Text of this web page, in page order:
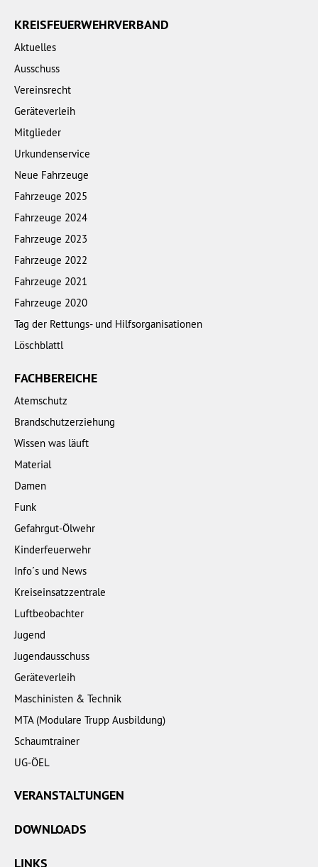
KREISFEUERWEHRVERBAND
Aktuelles
Ausschuss
Vereinsrecht
Geräteverleih
Mitglieder
Urkundenservice
Neue Fahrzeuge
Fahrzeuge 2025
Fahrzeuge 2024
Fahrzeuge 2023
Fahrzeuge 2022
Fahrzeuge 2021
Fahrzeuge 2020
Tag der Rettungs- und Hilfsorganisationen
Löschblattl
FACHBEREICHE
Atemschutz
Brandschutzerziehung
Wissen was läuft
Material
Damen
Funk
Gefahrgut-Ölwehr
Kinderfeuerwehr
Info´s und News
Kreiseinsatzzentrale
Luftbeobachter
Jugend
Jugendausschuss
Geräteverleih
Maschinisten & Technik
MTA (Modulare Trupp Ausbildung)
Schaumtrainer
UG-ÖEL
VERANSTALTUNGEN
DOWNLOADS
LINKS